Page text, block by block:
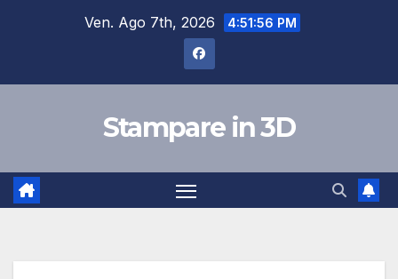
Ven. Ago 7th, 2026 4:51:56 PM
Stampare in 3D